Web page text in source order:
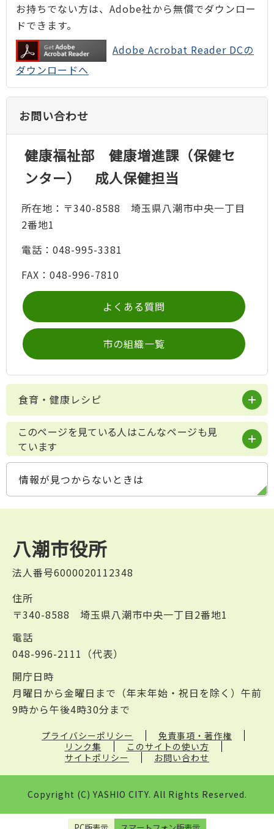
お持ちでない方は、Adobe社から無償でダウンロー
ドできます。
Adobe Acrobat Reader DCの
ダウンロードへ
お問い合わせ
健康福祉部 健康増進課（保健セ
ンター） 成人保健担当
所在地：〒340-8588 埼玉県八潮市中央一丁目
2番地1
電話：048-995-3381
FAX：048-996-7810
よくある質問
市の組織一覧
食育・健康レシピ
このページを見ている人はこんなページも見
ています
情報が見つからないときは
八潮市役所
法人番号6000020112348
住所
〒340-8588 埼玉県八潮市中央一丁目2番地1
電話
048-996-2111（代表）
開庁日時
月曜日から金曜日まで（年末年始・祝日を除く）午前
9時から午後4時30分まで
プライバシーポリシー
免責事項・著作権
リンク集
このサイトの使い方
サイトポリシー
お問い合わせ
Copyright (C) YASHIO CITY. All Rights Reserved.